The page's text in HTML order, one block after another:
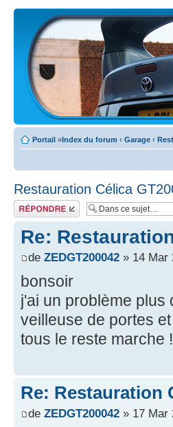
Portail »Index du forum ‹ Garage ‹
Restauration Célica
Écrire un
commentaire
Re:
de ZEDGT200042 » 14 Mar
bonsoir
j'ai un problème plus
veilleuse de portes
tous le reste marche !
Re: Restauration
de ZEDGT200042 » 17 Mar